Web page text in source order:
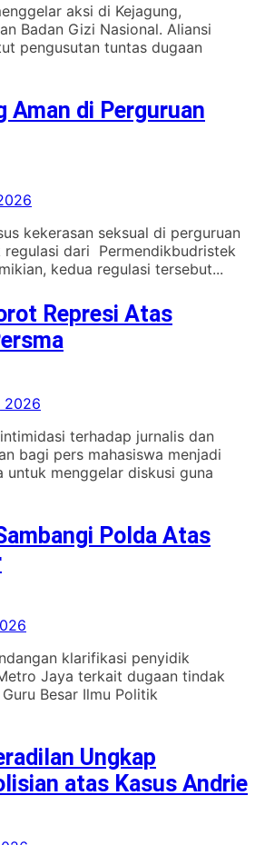
aksi di Kejagung,
Badan Gizi Nasional. Aliansi
pengusutan tuntas dugaan
Aman di Perguruan
kekerasan seksual di perguruan
dari Permendikbudristek
kedua regulasi tersebut...
Represi Atas
2026
terhadap jurnalis dan
bagi pers mahasiswa menjadi
untuk menggelar diskusi guna
Polda Atas
klarifikasi penyidik
Jaya terkait dugaan tindak
Besar Ilmu Politik
Ungkap
atas Kasus Andrie